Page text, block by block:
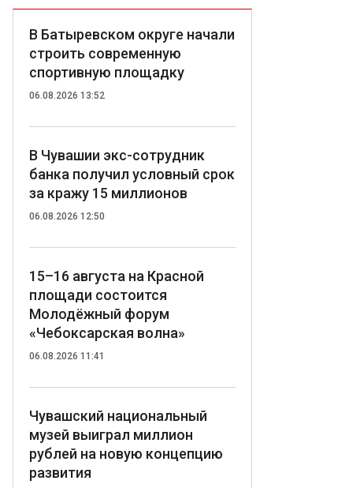
В Батыревском округе начали
строить современную
спортивную площадку
06.08.2026 13:52
В Чувашии экс-сотрудник
банка получил условный срок
за кражу 15 миллионов
06.08.2026 12:50
15–16 августа на Красной
площади состоится
Молодёжный форум
«Чебоксарская волна»
06.08.2026 11:41
Чувашский национальный
музей выиграл миллион
рублей на новую концепцию
развития